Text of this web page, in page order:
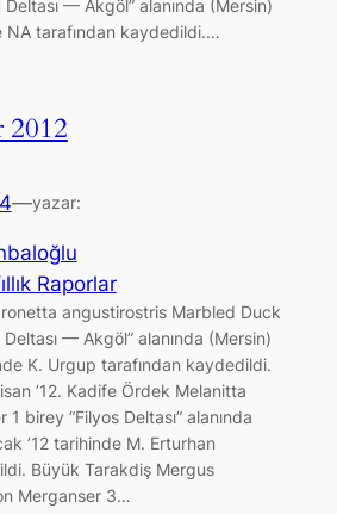
— Akgöl” alanında (Mersin)
NA tarafından kaydedildi.…
—yazar:
Raporlar
angustirostris Marbled Duck
— Akgöl” alanında (Mersin)
K. Urgup tarafından kaydedildi.
’12. Kadife Ördek Melanitta
birey “Filyos Deltası” alanında
’12 tarihinde M. Erturhan
Büyük Tarakdiş Mergus
Merganser 3…